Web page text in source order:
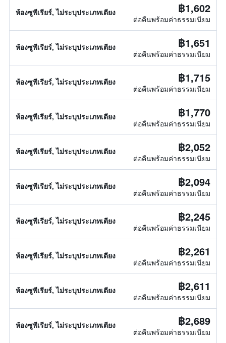
ห้องซูพีเรียร์, ไม่ระบุประเภทเตียง ฿1,602
ต่อคืนพร้อมค่าธรรมเนียม
ห้องซูพีเรียร์, ไม่ระบุประเภทเตียง ฿1,651
ต่อคืนพร้อมค่าธรรมเนียม
ห้องซูพีเรียร์, ไม่ระบุประเภทเตียง ฿1,715
ต่อคืนพร้อมค่าธรรมเนียม
ห้องซูพีเรียร์, ไม่ระบุประเภทเตียง ฿1,770
ต่อคืนพร้อมค่าธรรมเนียม
ห้องซูพีเรียร์, ไม่ระบุประเภทเตียง ฿2,052
ต่อคืนพร้อมค่าธรรมเนียม
ห้องซูพีเรียร์, ไม่ระบุประเภทเตียง ฿2,094
ต่อคืนพร้อมค่าธรรมเนียม
ห้องซูพีเรียร์, ไม่ระบุประเภทเตียง ฿2,245
ต่อคืนพร้อมค่าธรรมเนียม
ห้องซูพีเรียร์, ไม่ระบุประเภทเตียง ฿2,261
ต่อคืนพร้อมค่าธรรมเนียม
ห้องซูพีเรียร์, ไม่ระบุประเภทเตียง ฿2,611
ต่อคืนพร้อมค่าธรรมเนียม
ห้องซูพีเรียร์, ไม่ระบุประเภทเตียง ฿2,689
ต่อคืนพร้อมค่าธรรมเนียม